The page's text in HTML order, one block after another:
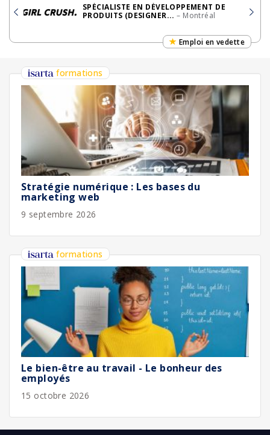
SPÉCIALISTE EN DÉVELOPPEMENT DE
PRODUITS (DESIGNER...– Montréal
Emploi en vedette
formations
Stratégie numérique : Les bases du
marketing web
9 septembre 2026
formations
Le bien-être au travail - Le bonheur des
employés
15 octobre 2026